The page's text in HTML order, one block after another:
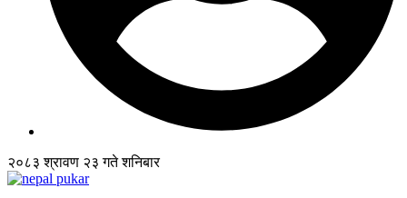
२०८३ श्रावण २३ गते शनिबार